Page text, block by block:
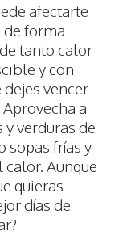
afectarte
forma
tanto calor
y con
dejes vencer
a
verduras de
sopas frías y
Aunque
quieras
días de